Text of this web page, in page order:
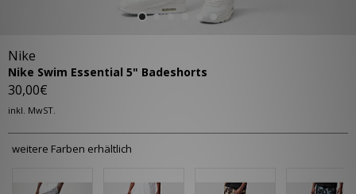
Nike
Nike Swim Essential 5" Badeshorts
30,00€
inkl. MwST.
weitere Farben erhältlich